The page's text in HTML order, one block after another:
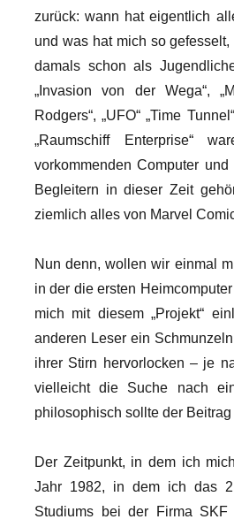
zurück: wann hat eigentlich
und was hat mich so
damals schon als
„Invasion von der Wega“,
Rodgers“, „UFO“ „Time
„Raumschiff Enterprise“
vorkommenden Computer
Begleitern in dieser Zeit
ziemlich alles von Marvel
Nun denn, wollen wir einmal
in der die ersten
mich mit diesem „Projekt“
anderen Leser ein
ihrer Stirn hervorlocken – je
vielleicht die Suche nach
philosophisch sollte der
Der Zeitpunkt, in dem ich
Jahr 1982, in dem ich das
Studiums bei der Firma SKF